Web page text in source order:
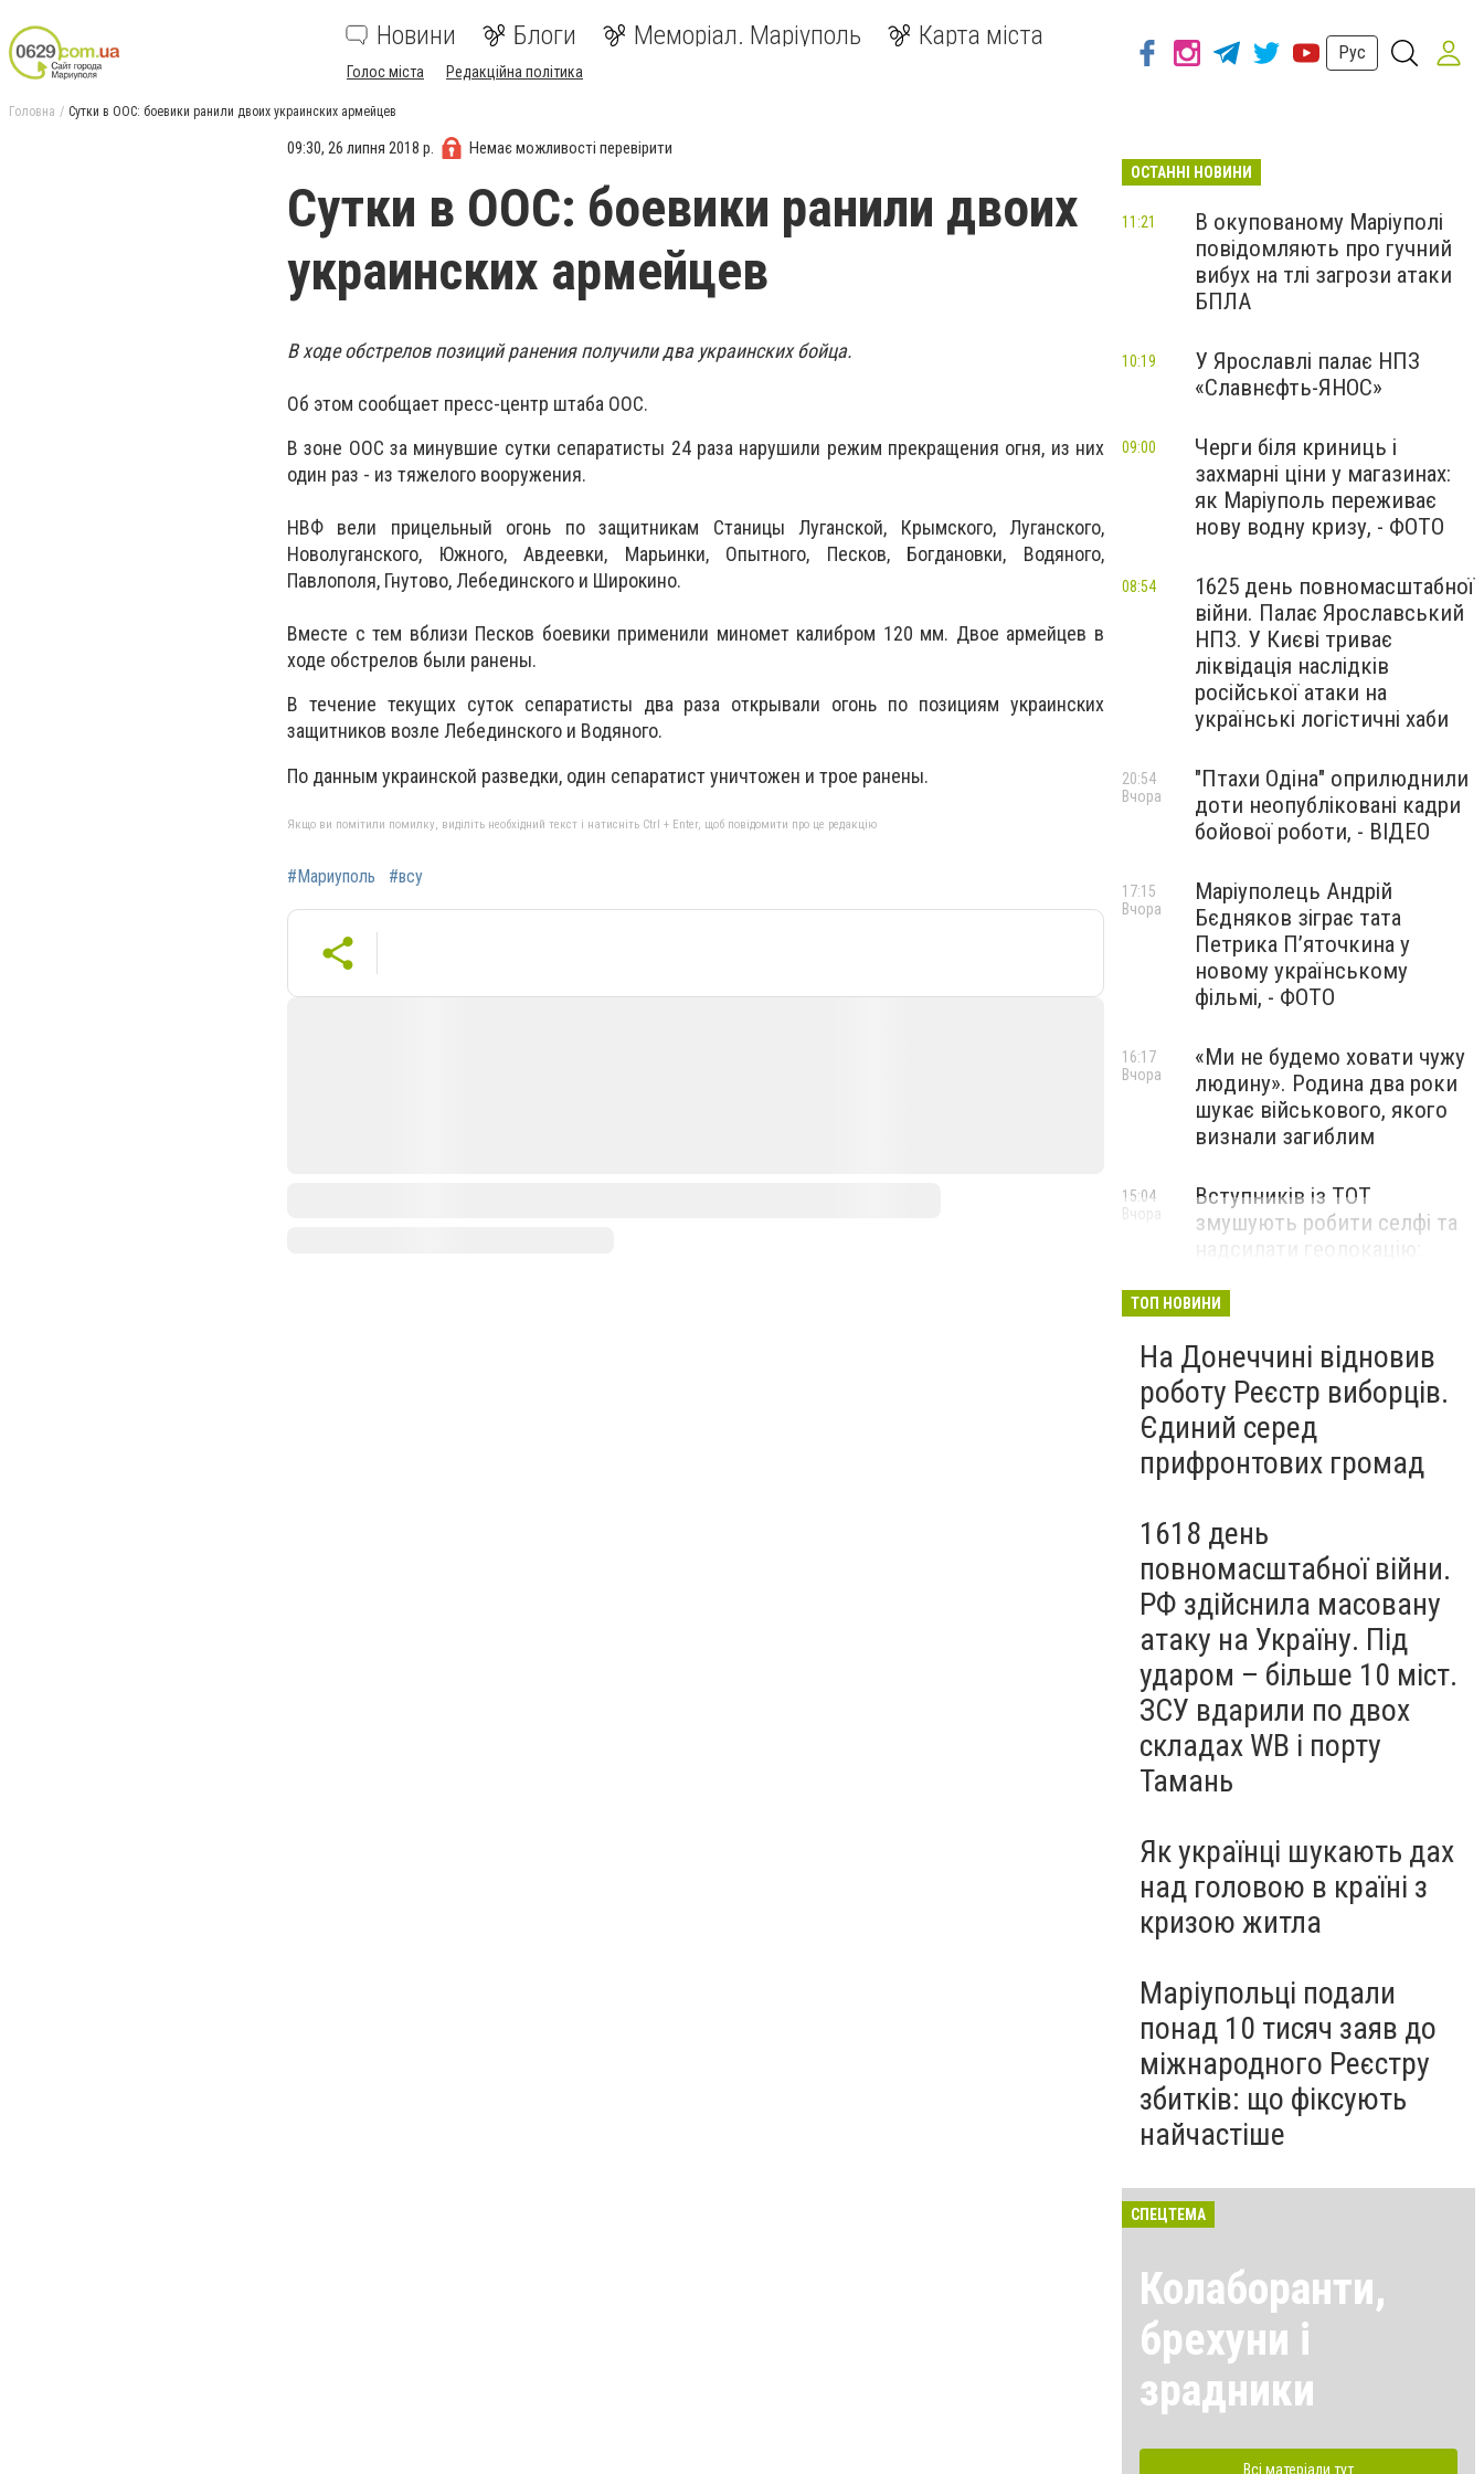
Новини Блоги Меморіал. Маріуполь Карта міста
Голос міста Редакційна політика
Рус
Головна Сутки в ООС: боевики ранили двоих украинских армейцев
09:30, 26 липня 2018 р. Немає можливості перевірити
Сутки в ООС: боевики ранили двоих
украинских армейцев
В ходе обстрелов позиций ранения получили два украинских бойца.
Об этом сообщает пресс-центр штаба ООС.
В зоне ООС за минувшие сутки сепаратисты 24 раза нарушили режим прекращения огня, из них
один раз - из тяжелого вооружения.
НВФ вели прицельный огонь по защитникам Станицы Луганской, Крымского, Луганского,
Новолуганского, Южного, Авдеевки, Марьинки, Опытного, Песков, Богдановки, Водяного,
Павлополя, Гнутово, Лебединского и Широкино.
Вместе с тем вблизи Песков боевики применили миномет калибром 120 мм. Двое армейцев в
ходе обстрелов были ранены.
В течение текущих суток сепаратисты два раза открывали огонь по позициям украинских
защитников возле Лебединского и Водяного.
По данным украинской разведки, один сепаратист уничтожен и трое ранены.
Якщо ви помітили помилку, виділіть необхідний текст і натисніть Ctrl + Enter, щоб повідомити про це редакцію
#Мариуполь #всу
ОСТАННІ НОВИНИ
В окупованому Маріуполі
повідомляють про гучний
вибух на тлі загрози атаки
БПЛА
11:21
У Ярославлі палає НПЗ
«Славнєфть-ЯНОС»
10:19
Черги біля криниць і
захмарні ціни у магазинах:
як Маріуполь переживає
нову водну кризу, - ФОТО
09:00
1625 день повномасштабної
війни. Палає Ярославський
НПЗ. У Києві триває
ліквідація наслідків
російської атаки на
українські логістичні хаби
08:54
"Птахи Одіна" оприлюднили
доти неопубліковані кадри
бойової роботи, - ВІДЕО
20:54
Вчора
Маріуполець Андрій
Бєдняков зіграє тата
Петрика П’яточкина у
новому українському
фільмі, - ФОТО
17:15
Вчора
«Ми не будемо ховати чужу
людину». Родина два роки
шукає військового, якого
визнали загиблим
16:17
Вчора
Вступників із ТОТ
змушують робити селфі та
до МОН
15:04
Вчора
ТОП НОВИНИ
На Донеччині відновив
роботу Реєстр виборців.
Єдиний серед
прифронтових громад
1618 день
повномасштабної війни.
РФ здійснила масовану
атаку на Україну. Під
ударом – більше 10 міст.
ЗСУ вдарили по двох
складах WB і порту
Тамань
Як українці шукають дах
над головою в країні з
кризою житла
Маріупольці подали
понад 10 тисяч заяв до
міжнародного Реєстру
збитків: що фіксують
найчастіше
СПЕЦТЕМА
Колаборанти,
брехуни і
зрадники
Всі матеріали тут